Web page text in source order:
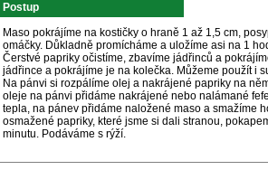
Postup
Maso pokrájíme na kostičky o hraně 1 až 1,5 cm,
omáčky. Důkladně promícháme a uložíme asi na 1
Čerstvé papriky očistíme, zbavíme jádřinců a
jádřince a pokrájíme je na kolečka. Můžeme použít i
Na pánvi si rozpálíme olej a nakrájené papriky na
oleje na pánvi přidáme nakrájené nebo nalámané
tepla, na pánev přidáme naložené maso a smažíme
osmažené papriky, které jsme si dali stranou,
minutu. Podáváme s rýží.